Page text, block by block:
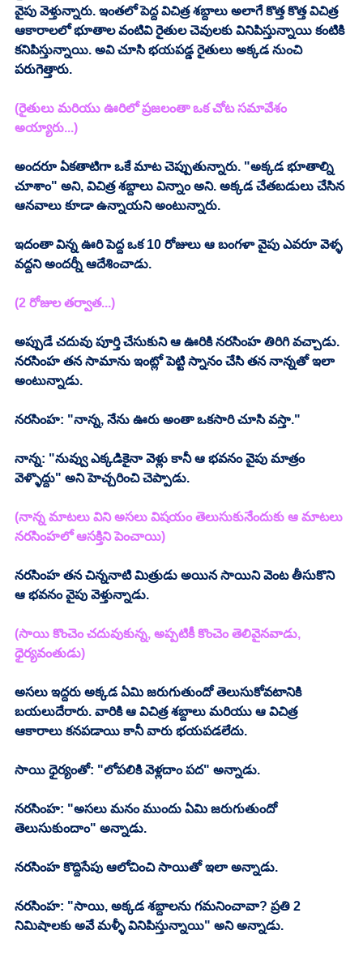
వైపు వెళ్తున్నారు. ఇంతలో పెద్ద విచిత్ర శబ్దాలు అలాగే కొత్త కొత్త విచిత్ర
ఆకారాలలో భూతాల వంటివి రైతుల చెవులకు వినిపిస్తున్నాయి కంటికి
కనిపిస్తున్నాయి. అవి చూసి భయపడ్డ రైతులు అక్కడ నుంచి
పరుగెత్తారు.
(రైతులు మరియు ఊరిలో ప్రజలంతా ఒక చోట సమావేశం
అయ్యారు...)
అందరూ ఏకతాటిగా ఒకే మాట చెప్పుతున్నారు. "అక్కడ భూతాల్ని
చూశాం" అని, విచిత్ర శబ్దాలు విన్నాం అని. అక్కడ చేతబడులు చేసిన
ఆనవాలు కూడా ఉన్నాయని అంటున్నారు.
ఇదంతా విన్న ఊరి పెద్ద ఒక 10 రోజులు ఆ బంగళా వైపు ఎవరూ వెళ్ళ
వద్దని అందర్నీ ఆదేశించాడు.
(2 రోజుల తర్వాత...)
అప్పుడే చదువు పూర్తి చేసుకుని ఆ ఊరికి నరసింహ తిరిగి వచ్చాడు.
నరసింహ తన సామాను ఇంట్లో పెట్టి స్నానం చేసి తన నాన్నతో ఇలా
అంటున్నాడు.
నరసింహ: "నాన్న, నేను ఊరు అంతా ఒకసారి చూసి వస్తా."
నాన్న: "నువ్వు ఎక్కడికైనా వెళ్లు కానీ ఆ భవనం వైపు మాత్రం
వెళ్ళొద్దు" అని హెచ్చరించి చెప్పాడు.
(నాన్న మాటలు విని అసలు విషయం తెలుసుకునేందుకు ఆ మాటలు
నరసింహలో ఆసక్తిని పెంచాయి)
నరసింహ తన చిన్ననాటి మిత్రుడు అయిన సాయిని వెంట తీసుకొని
ఆ భవనం వైపు వెళ్తున్నాడు.
(సాయి కొంచెం చదువుకున్న, అప్పటికీ కొంచెం తెలివైనవాడు,
ధైర్యవంతుడు)
అసలు ఇద్దరు అక్కడ ఏమి జరుగుతుందో తెలుసుకోవటానికి
బయలుదేరారు. వారికి ఆ విచిత్ర శబ్దాలు మరియు ఆ విచిత్ర
ఆకారాలు కనపడాయి కానీ వారు భయపడలేదు.
సాయి ధైర్యంతో: "లోపలికి వెళ్లదాం పద" అన్నాడు.
నరసింహ: "అసలు మనం ముందు ఏమి జరుగుతుందో
తెలుసుకుందాం" అన్నాడు.
నరసింహ కొద్దిసేపు ఆలోచించి సాయితో ఇలా అన్నాడు.
నరసింహ: "సాయి, అక్కడ శబ్దాలను గమనించావా? ప్రతి 2
నిమిషాలకు అవే మళ్ళీ వినిపిస్తున్నాయి" అని అన్నాడు.